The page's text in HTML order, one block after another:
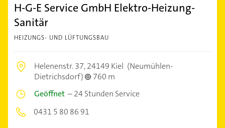
H-G-E Service GmbH Elektro-Heizung-
Sanitär
HEIZUNGS- UND LÜFTUNGSBAU
Helenenstr. 37,24149 Kiel (Neumühlen-
Dietrichsdorf)
760 m
Geöffnet –24 Stunden Service
0431 5 80 86 91